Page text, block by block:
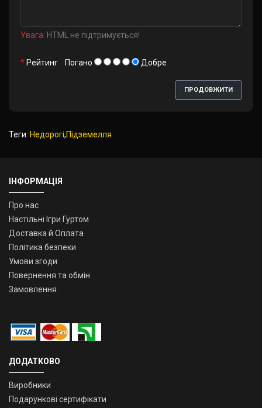
Увага: HTML не підтримується!
Рейтинг Погано Добре
ПРОДОВЖИТИ
Теги: Недорогі,Підземелля
ІНФОРМАЦІЯ
Про нас
Настільні Ігри Гуртом
Доставка й Оплата
Політика безпеки
Умови згоди
Повернення та обмін
Замовлення
ДОДАТКОВО
Виробники
Подарункові сертифікати